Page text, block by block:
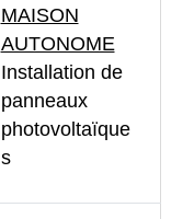
MAISON
AUTONOME
Installation de
panneaux
photovoltaïque
s